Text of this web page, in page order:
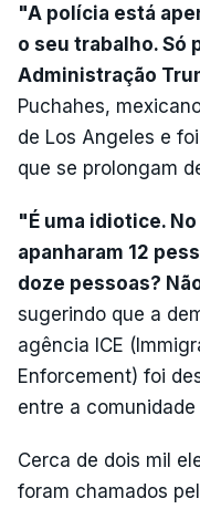
"A polícia está
o seu trabalho. Só
Administração
Puchahes,
de Los Angeles e
que se prolongam
"É uma idiotice.
apanharam 12
doze pessoas?
sugerindo que a
agência ICE
Enforcement) foi
entre a
Cerca de dois mil
foram chamados